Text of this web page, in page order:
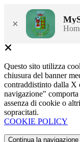
×
Questo sito utilizza
chiusura del banner
contraddistinto dalla X
navigazione"
assenza di cookie o
sopracitati.
COOKIE POLICY
Continua la navigazione